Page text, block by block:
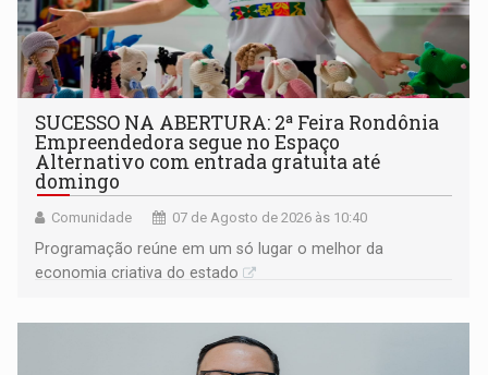
SUCESSO NA ABERTURA: 2ª Feira Rondônia
Empreendedora segue no Espaço
Alternativo com entrada gratuita até
domingo
Comunidade 07 de Agosto de 2026 às 10:40
Programação reúne em um só lugar o melhor da
economia criativa do estado